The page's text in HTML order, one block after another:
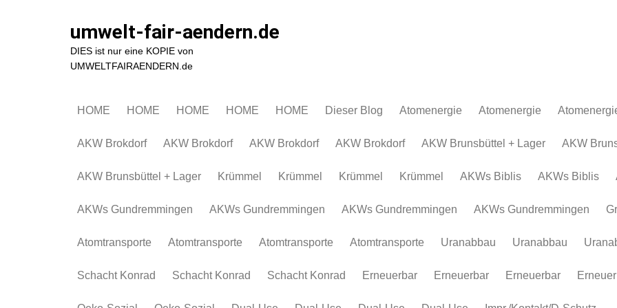
umwelt-fair-aendern.de
DIES ist nur eine KOPIE von
UMWELTFAIRAENDERN.de
HOME HOME HOME HOME HOME Dieser Blog Atomenergie
Atomkraftwerke
AKW
Krümmel
AKWs Biblis
Atomenergie
Atomkraftwerke
Atommüll
Rohstoffe und Konflikte
Atommüll
Rohstoffe
AKW Brokdorf AKW Brokdorf AKW Brokdorf AKW Brokdorf AKW Brunsbüttel + Lager AKW
AKW Brunsbüttel + Lager Krümmel Krümmel Krümmel Krümmel AKWs Biblis AKWs Biblis
AKWs Gundremmingen AKWs Gundremmingen AKWs Gundremmingen AKWs Gundremmingen
Atomtransporte Atomtransporte Atomtransporte Atomtransporte Uranabbau Uranabbau
Schacht Konrad Schacht Konrad Schacht Konrad Erneuerbar Erneuerbar Erneuerbar